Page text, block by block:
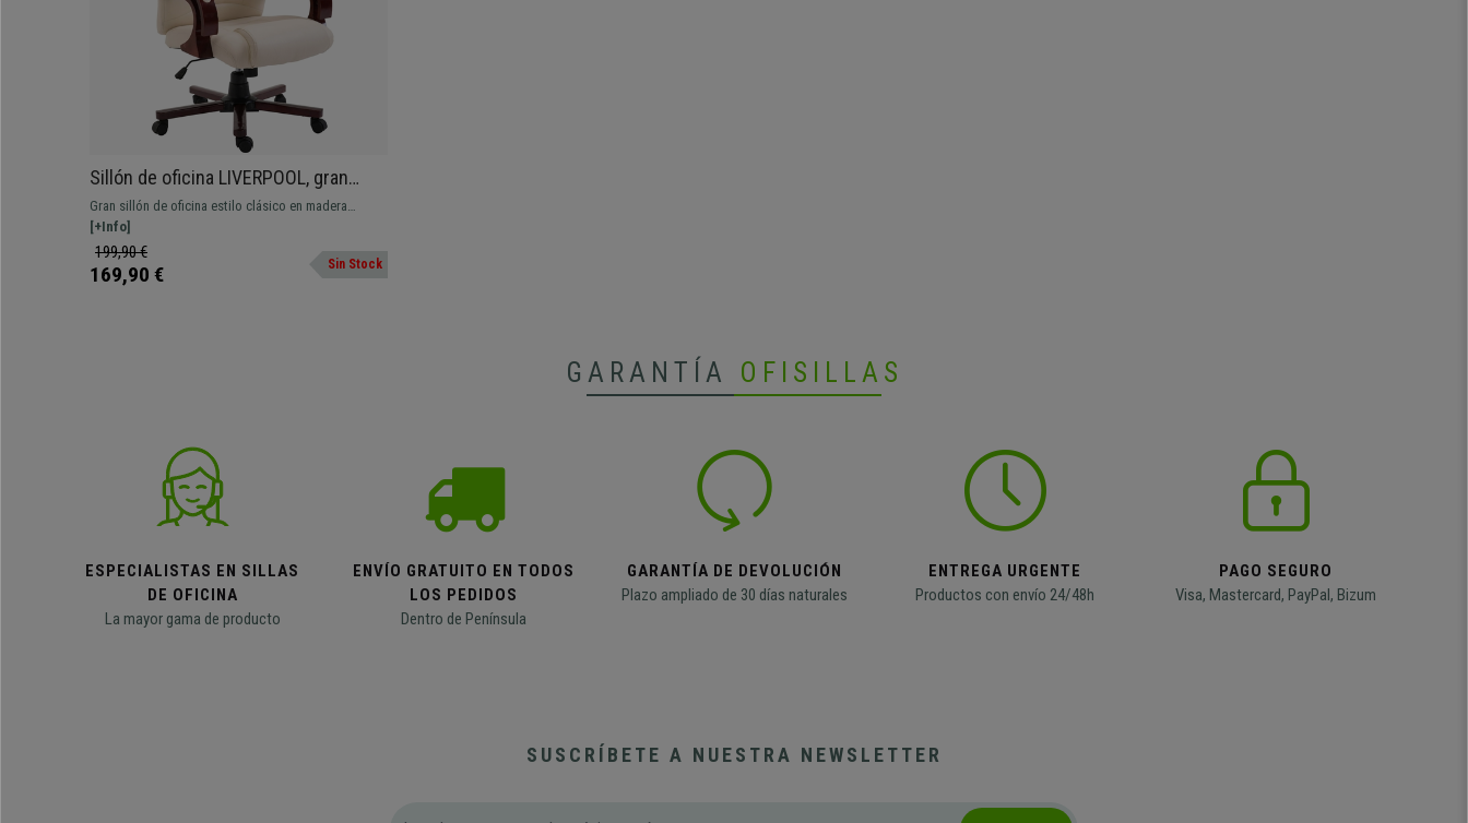
Sillón de oficina LIVERPOOL, gran
acolchado y máximo confort, Diseño
único en madera, en piel color crema
Gran sillón de oficina estilo clásico en madera
maciza LIVERPOOL, un modelo que destaca por su
base y reposabrazos en madera maciza y su gran
acolchado. Este modelo auna diseño muy elegancia
con el máximo nivel de confort.
[+Info]
199,90 €
169,90 € Sin Stock
GARANTÍA OFISILLAS
ESPECIALISTAS EN SILLAS
DE OFICINA
La mayor gama de producto
ENVÍO GRATUITO EN TODOS
LOS PEDIDOS
Dentro de Península
GARANTÍA DE DEVOLUCIÓN
Plazo ampliado de 30 días naturales
ENTREGA URGENTE
Productos con envío 24/48h
PAGO SEGURO
Visa, Mastercard, PayPal, Bizum
SUSCRÍBETE A NUESTRA NEWSLETTER